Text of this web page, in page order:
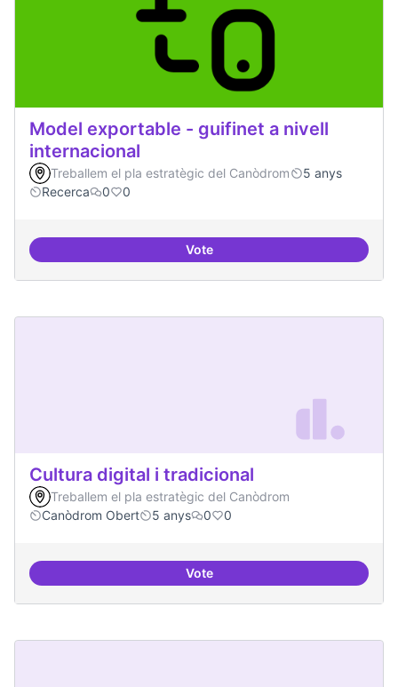
Model exportable - guifinet a nivell
internacional
Treballem el pla estratègic del Canòdrom
5 anys
Recerca
0 0
VoteModel exportable - guifinet a
Cultura digital i tradicional
Treballem el pla estratègic del Canòdrom
Canòdrom Obert
5 anys 0 0
VoteCultura digital i tradicional